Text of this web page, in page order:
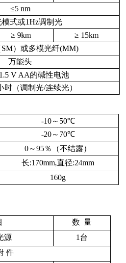
≤5 nm
模式或1Hz调制光
≥9km ≥ 15km
SM）或多模光纤(MM)
万能头
V AA的碱性电池
时（调制光/连续光）
-10～ 50℃
-20～ 70℃
0～95％（不结露）
长:170mm,直径:24mm
160g
数 量
源 1 台
件